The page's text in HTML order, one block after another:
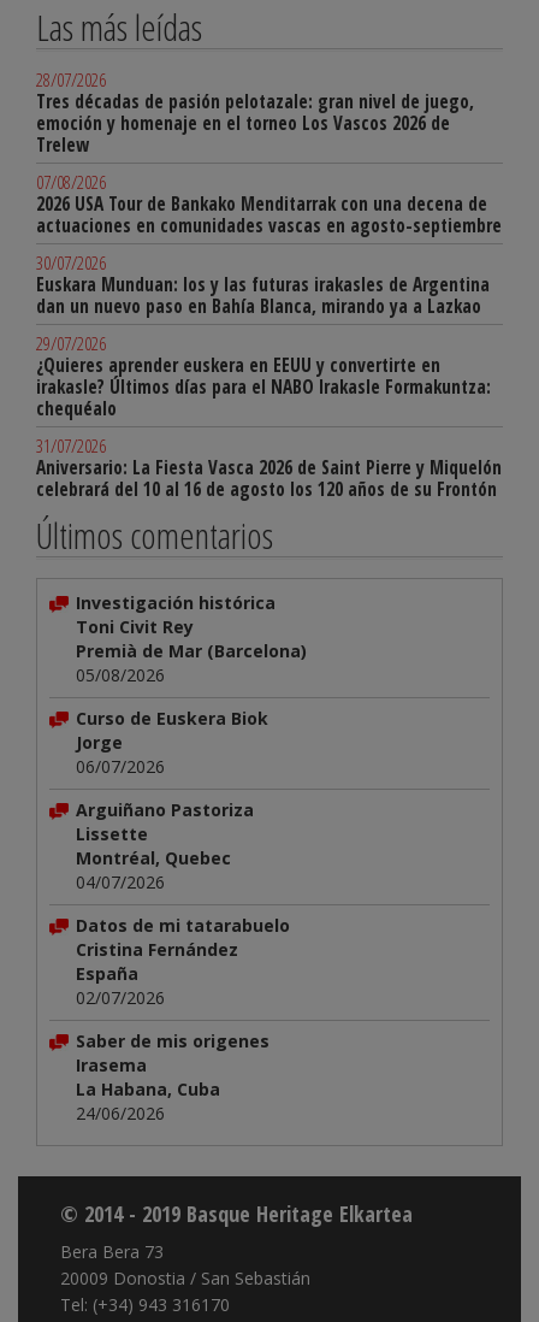
Las más leídas
28/07/2026
Tres décadas de pasión pelotazale: gran nivel de juego,
emoción y homenaje en el torneo Los Vascos 2026 de
Trelew
07/08/2026
2026 USA Tour de Bankako Menditarrak con una decena de
actuaciones en comunidades vascas en agosto-septiembre
30/07/2026
Euskara Munduan: los y las futuras irakasles de Argentina
dan un nuevo paso en Bahía Blanca, mirando ya a Lazkao
29/07/2026
¿Quieres aprender euskera en EEUU y convertirte en
irakasle? Últimos días para el NABO Irakasle Formakuntza:
chequéalo
31/07/2026
Aniversario: La Fiesta Vasca 2026 de Saint Pierre y Miquelón
celebrará del 10 al 16 de agosto los 120 años de su Frontón
Últimos comentarios
Investigación histórica
Toni Civit Rey
Premià de Mar (Barcelona)
05/08/2026
Curso de Euskera Biok
Jorge
06/07/2026
Arguiñano Pastoriza
Lissette
Montréal, Quebec
04/07/2026
Datos de mi tatarabuelo
Cristina Fernández
España
02/07/2026
Saber de mis origenes
Irasema
La Habana, Cuba
24/06/2026
© 2014 - 2019 Basque Heritage Elkartea
Bera Bera 73
20009 Donostia / San Sebastián
Tel: (+34) 943 316170